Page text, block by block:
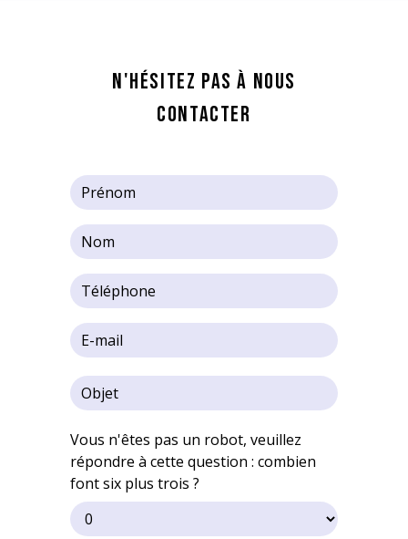
N'hésitez pas à nous
contacter
Vous n'êtes pas un robot, veuillez
répondre à cette question : combien
font six plus trois ?